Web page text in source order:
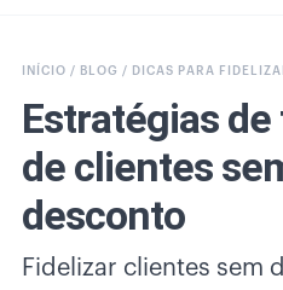
INÍCIO / BLOG / DICAS PARA
Estratégias
de clientes
desconto
Fidelizar clientes sem